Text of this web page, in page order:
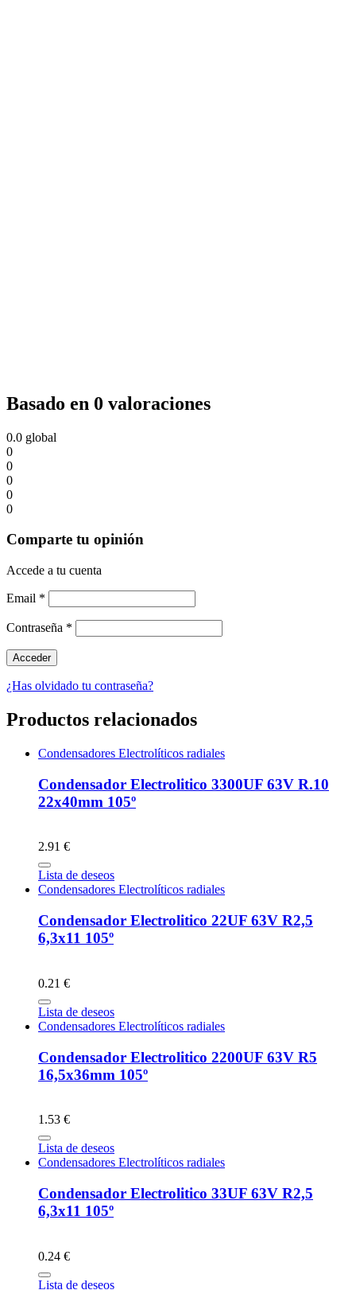
Basado en 0 valoraciones
0.0 global
0
0
0
0
0
Comparte tu opinión
Accede a tu cuenta
Email *
Contraseña *
¿Has olvidado tu contraseña?
Productos relacionados
Condensadores Electrolíticos radiales
Condensador Electrolitico 3300UF 63V R.10
22x40mm 105º
2.91 €
Lista de deseos
Condensadores Electrolíticos radiales
Condensador Electrolitico 22UF 63V R2,5
6,3x11 105º
0.21 €
Lista de deseos
Condensadores Electrolíticos radiales
Condensador Electrolitico 2200UF 63V R5
16,5x36mm 105º
1.53 €
Lista de deseos
Condensadores Electrolíticos radiales
Condensador Electrolitico 33UF 63V R2,5
6,3x11 105º
0.24 €
Lista de deseos